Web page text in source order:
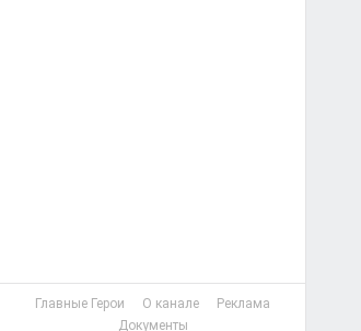
Главные Герои О канале
Реклама
Документы